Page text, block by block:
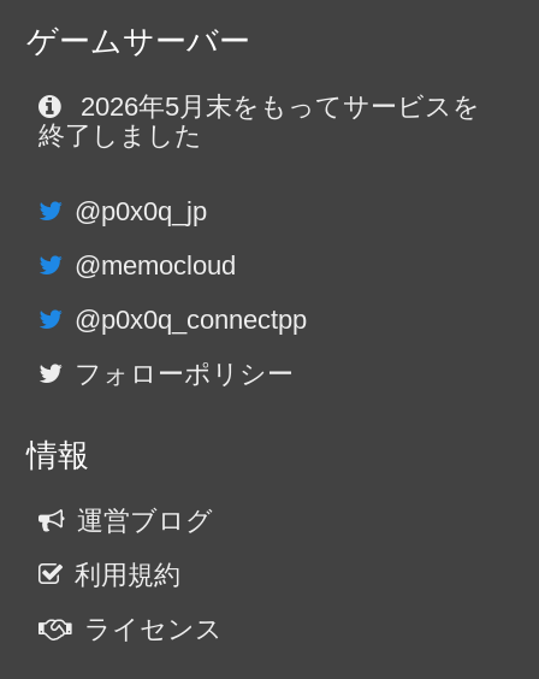
ゲームサーバー
2026年5月末をもってサービスを
終了しました
@p0x0q_jp
@memocloud
@p0x0q_connectpp
フォローポリシー
情報
運営ブログ
利用規約
ライセンス